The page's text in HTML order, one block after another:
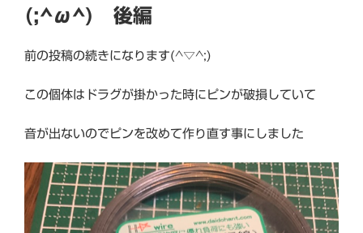
(;^ω^) 後編
前の投稿の続きになります(^▽^;)
この個体はドラグが掛かった時にピンが破損していて
音が出ないのでピンを改めて作り直す事にしました